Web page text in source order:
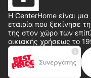
Η CenterHome είναι
εταιρία που ξεκίνησε
της στον χώρο των
οικιακής χρήσεως το